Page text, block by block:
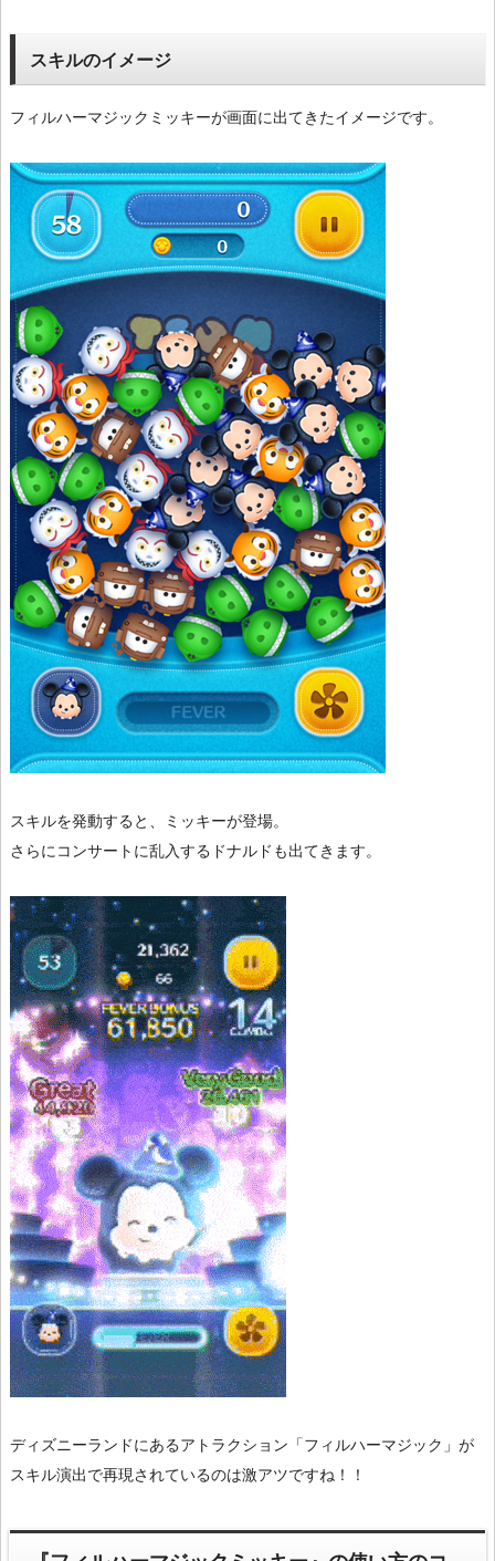
スキルのイメージ
フィルハーマジックミッキーが画面に出てきたイメージです。
スキルを発動すると、ミッキーが登場。
さらにコンサートに乱入するドナルドも出てきます。
ディズニーランドにあるアトラクション「フィルハーマジック」が
スキル演出で再現されているのは激アツですね！！